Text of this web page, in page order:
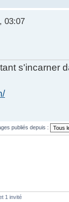
03:07
s'incarner
publiés depuis :
1 invité